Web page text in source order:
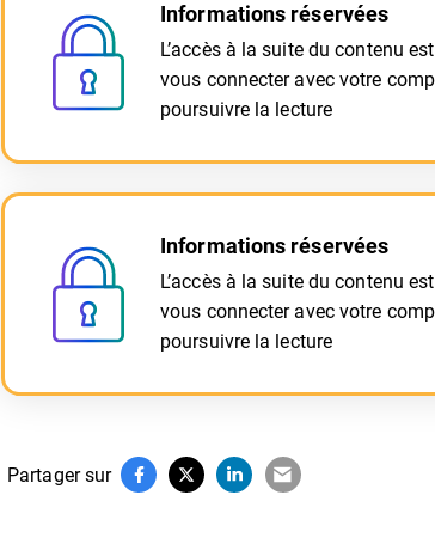
Informations réservées
L’accès à la suite du contenu
vous connecter avec votre
poursuivre la lecture
Informations réservées
L’accès à la suite du contenu
vous connecter avec votre
poursuivre la lecture
Partager sur Partager sur Facebook
(ouverture dans un nouvel onglet)
Partager sur X (Twitter)
(ouverture dans un nouvel
Partager sur LinkedIn
(ouverture dans un nouvel
Partager par e-mail
(ouverture dans un